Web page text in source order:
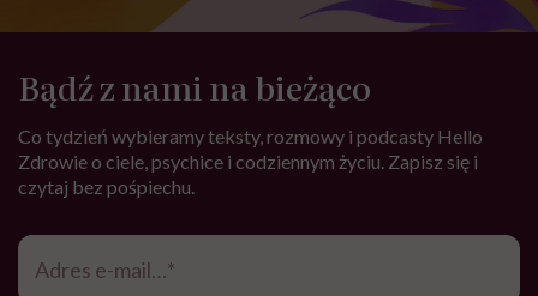
Bądź z nami na bieżąco
Co tydzień wybieramy teksty, rozmowy i podcasty Hello
Zdrowie o ciele, psychice i codziennym życiu. Zapisz się i
czytaj bez pośpiechu.
Adres
mail*